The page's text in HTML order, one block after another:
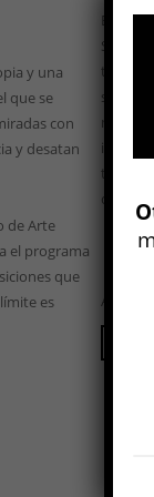
y una
que se
con
y desatan
de Arte
el programa
que
es
Este
títulos
sitio.
incluir
todos
que
Am...